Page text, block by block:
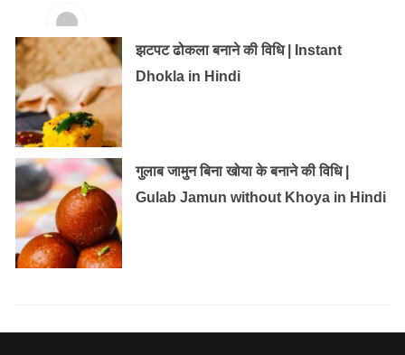
झटपट ढोकला बनाने की विधि | Instant
Dhokla in Hindi
गुलाब जामुन बिना खोया के बनाने की विधि |
Gulab Jamun without Khoya in Hindi